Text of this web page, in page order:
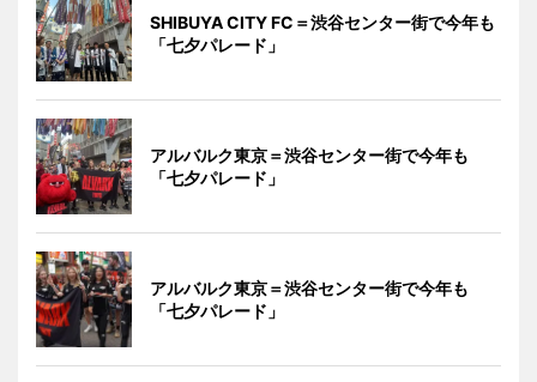
SHIBUYA CITY FC＝渋谷センター街で今年も
「七夕パレード」
アルバルク東京＝渋谷センター街で今年も
「七夕パレード」
アルバルク東京＝渋谷センター街で今年も
「七夕パレード」